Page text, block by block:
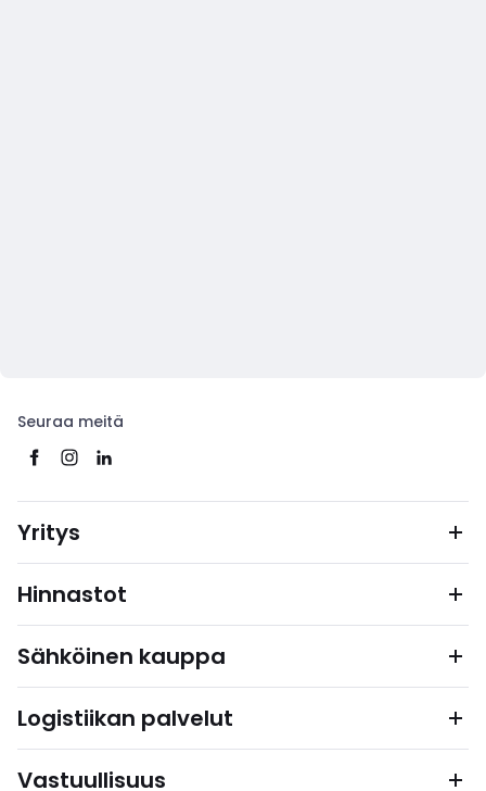
Seuraa meitä
Yritys
Hinnastot
Sähköinen kauppa
Logistiikan palvelut
Vastuullisuus